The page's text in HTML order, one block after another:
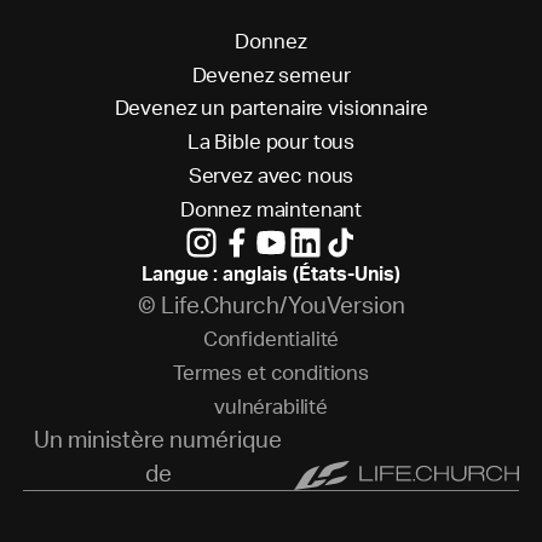
Donnez
Devenezsemeur
Devenez un partenaire visionnaire
L a Bible pourtous
Servezavec nous
Donnez maintenant
Langue : anglais (États-Unis)
© Life.Church/YouVersion
Confidentialité
Termes et conditions
vulnérabilité
Un ministère numérique
de